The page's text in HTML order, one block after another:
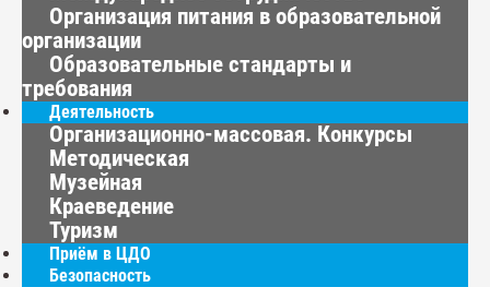
Организация питания в образовательной
организации
Образовательные стандарты и
требования
Деятельность
Организационно-массовая. Конкурсы
Методическая
Музейная
Краеведение
Туризм
Приём в ЦДО
Безопасность